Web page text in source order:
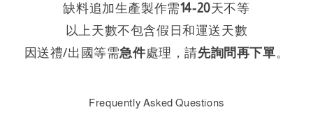
缺料追加生產製作需14-20天不等
以上天數不包含假日和運送天數
因送禮/出國等需急件處理，請先詢問再下單。
Frequently Asked Questions